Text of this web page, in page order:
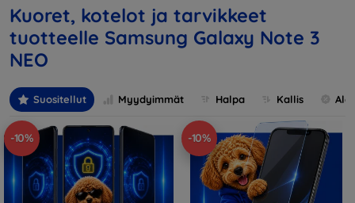
Kuoret, kotelot ja tarvikkeet
tuotteelle Samsung Galaxy Note 3
NEO
Suositellut Myydyimmät Halpa Kallis
-10% -10%